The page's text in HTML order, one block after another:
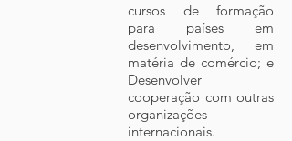
cursos de formação
para países em
desenvolvimento, em
matéria de comércio; e
Desenvolver
cooperação com outras
organizações
internacionais.